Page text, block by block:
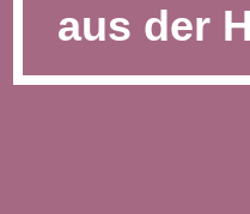
aus der